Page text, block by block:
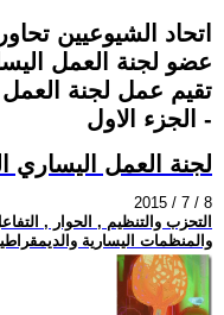
اتحاد الشيوعيين
عضو لجنة العمل
تقيم عمل لجنة
- الجزء الاول
لجنة العمل اليساري
2015 / 7 / 8
التحزب والتنظيم , الحوار ,
والمنظمات اليسارية